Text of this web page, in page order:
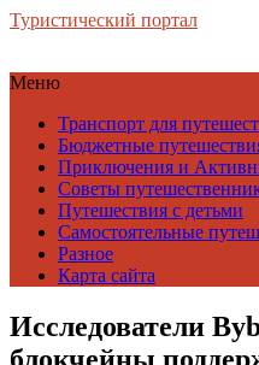
Туристический портал
Меню
Транспорт для
Бюджетные
Приключения и
Советы
Путешествия с детьми
Самостоятельные
Разное
Карта сайта
Исследователи